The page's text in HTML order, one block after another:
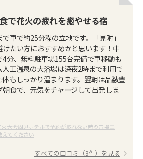
で花火の疲れを癒やせる宿
車で約25分程の立地です。「見附」
けたい方におすすめかと思います！中
4分、無料駐車場155台完備で車移動も
工温泉の大浴場は深夜2時まで利用で
体もしっかり温まります。翌朝は品数豊
食で、元気をチャージして出発しま
大会周辺ホテルで予約が取れない時の穴場エ
えてください
すべての口コミ（3件）を見る